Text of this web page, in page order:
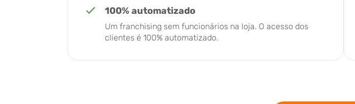
100% automatizado
Um franchising sem funcionários na loja. O acesso dos
clientes é 100% automatizado.